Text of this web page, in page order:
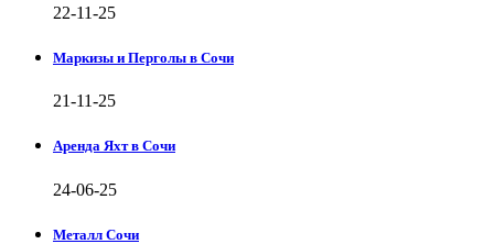
22-11-25
Маркизы и Перголы в Сочи
21-11-25
Аренда Яхт в Сочи
24-06-25
Металл Сочи